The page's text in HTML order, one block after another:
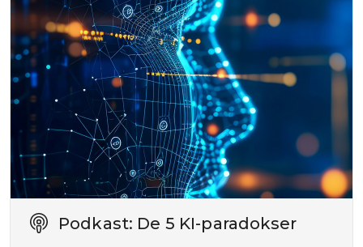
Podkast: De 5 KI-paradokser